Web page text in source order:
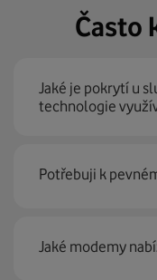
Často
Jaké je pokrytí u
technologie
Pevný internet
domácností
Potřebuji k
Ano, potřebujete.
modemu od
Jaké modemy